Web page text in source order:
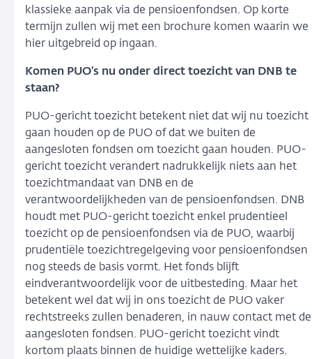
klassieke aanpak via de pensioenfondsen. Op korte
termijn zullen wij met een brochure komen waarin we
hier uitgebreid op ingaan.
Komen PUO’s nu onder direct toezicht van DNB te
staan?
PUO-gericht toezicht betekent niet dat wij nu toezicht
gaan houden op de PUO of dat we buiten de
aangesloten fondsen om toezicht gaan houden. PUO-
gericht toezicht verandert nadrukkelijk niets aan het
toezichtmandaat van DNB en de
verantwoordelijkheden van de pensioenfondsen. DNB
houdt met PUO-gericht toezicht enkel prudentieel
toezicht op de pensioenfondsen via de PUO, waarbij
prudentiële toezichtregelgeving voor pensioenfondsen
nog steeds de basis vormt. Het fonds blijft
eindverantwoordelijk voor de uitbesteding. Maar het
betekent wel dat wij in ons toezicht de PUO vaker
rechtstreeks zullen benaderen, in nauw contact met de
aangesloten fondsen. PUO-gericht toezicht vindt
kortom plaats binnen de huidige wettelijke kaders.